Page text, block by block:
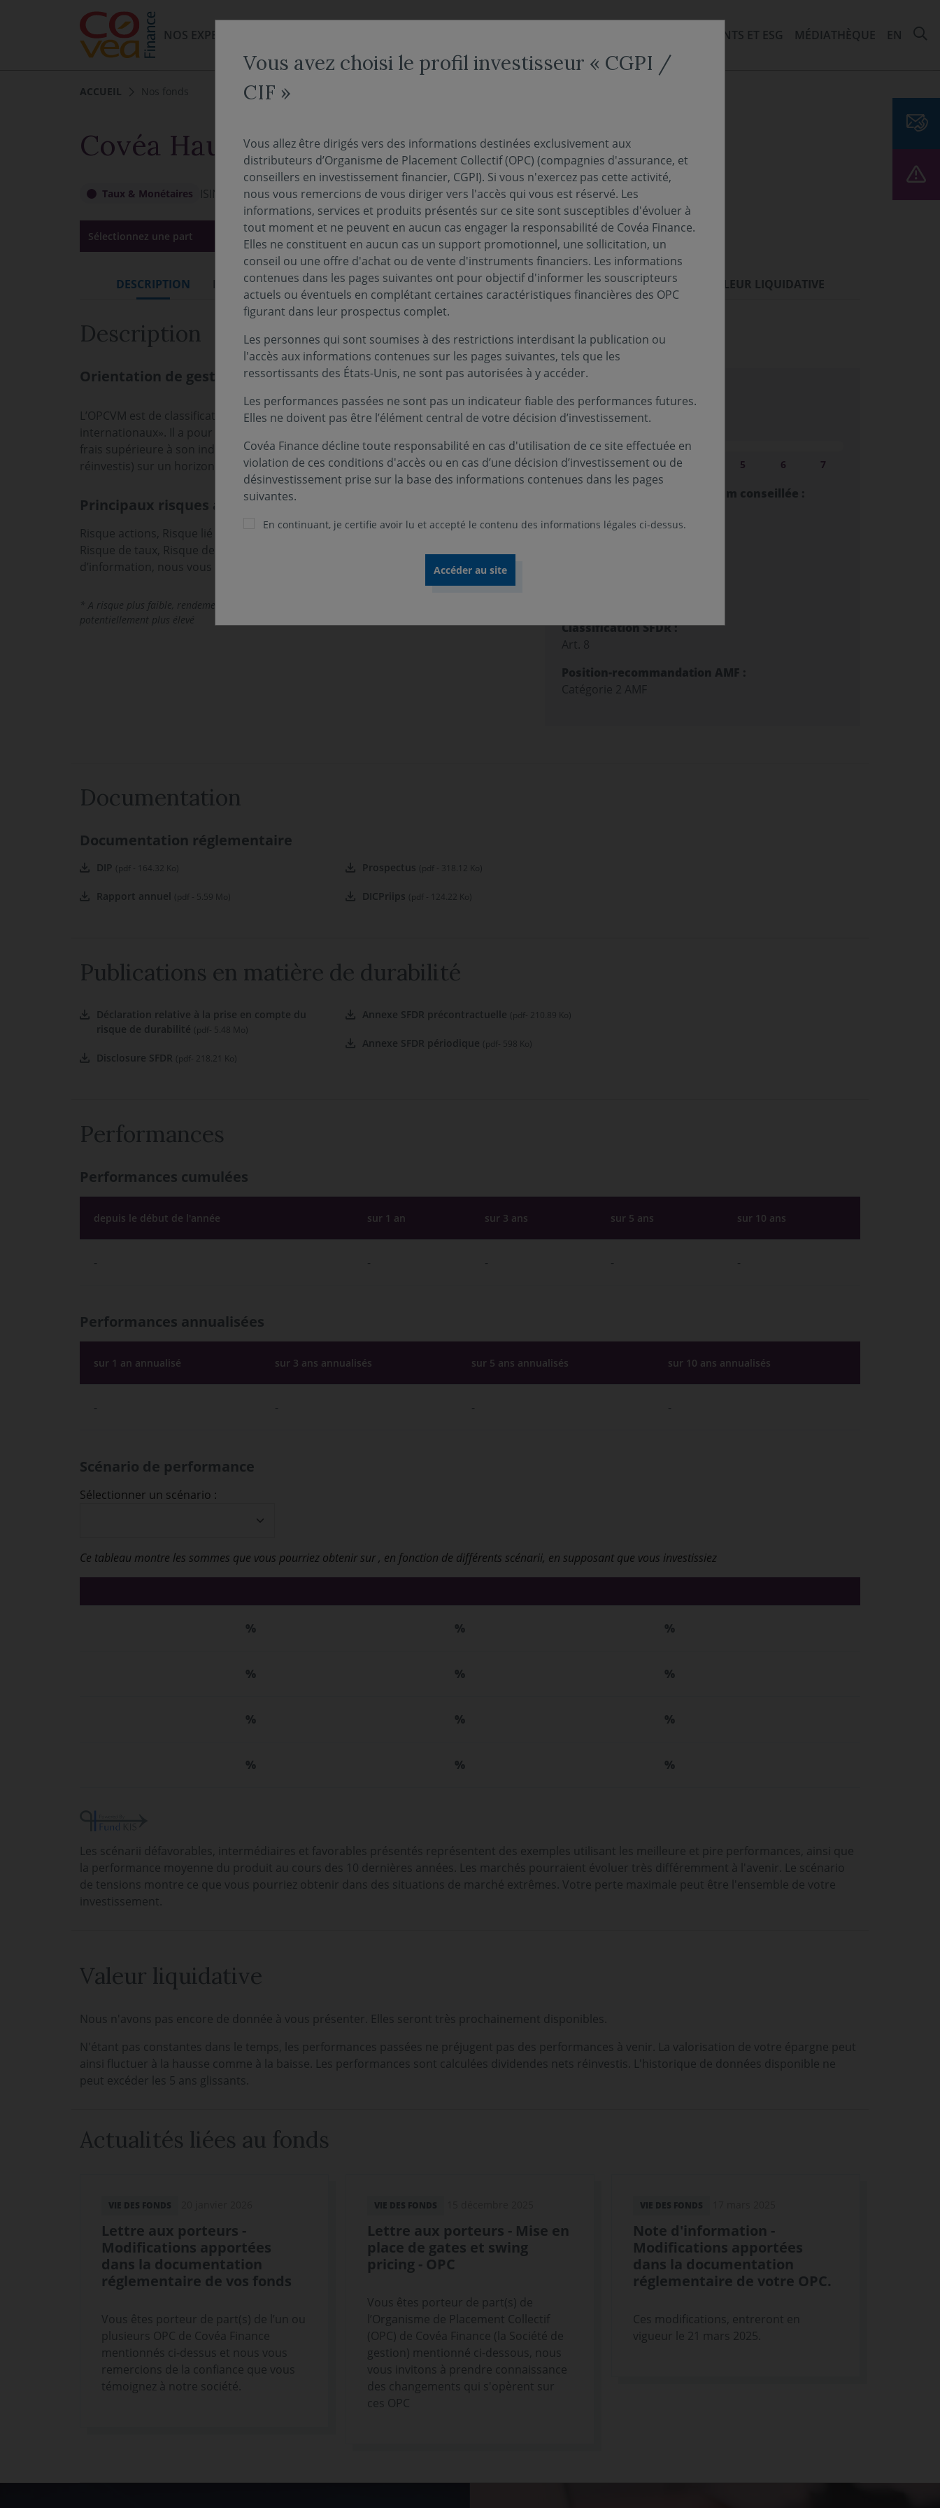
NOS EXPERTISES
ENGAGEMENTS ET ESG MÉDIATHÈQUE EN
ACCUEIL Nos fonds
Covéa Haut Rendement A(C)
Taux & Monétaires ISIN : FR0011134519
Sélectionnez une part
DESCRIPTION DOCUMENTATION PUBLICATIONS EN MATIÈRE DE DURABILITÉ PERFORMANCES VALEUR LIQUIDATIVE
Description
Infos clés
Profil de risque (SRI) :
Niveau
1 Niveau
2 Niveau
3 Niveau Niveau
5 Niveau
6 Niveau
7
Durée de placement minimum conseillée :
Classification SFDR :
Art. 8
Position-recommandation AMF :
Catégorie 2 AMF
Orientation de gestion
L’OPCVM est de classification «Obligations et autres titres de créance
internationaux». Il a pour objectif de chercher à réaliser une performance nette de
frais supérieure à son indice de référence Markit Iboxx Euro High yield (coupons nets
réinvestis) sur un horizon de placement recommandé de 5 ans minimum.
Principaux risques associés au fonds
Risque actions, Risque lié à la gestion discrétionnaire, Risque de perte en capital,
Risque de taux, Risque de change. Les risques cités ne sont pas limitatifs. Pour plus
d’information, nous vous invitons à vous référer au DIC et au prospectus du fonds.
* A risque plus faible, rendement potentiellement plus faible. A risque plus élevé, rendement
potentiellement plus élevé
Documentation
Documentation réglementaire
DIP (pdf - 164.32 Ko)
Rapport annuel (pdf - 5.59 Mo)
Prospectus (pdf - 318.12 Ko)
DICPriips (pdf - 124.22 Ko)
Publications en matière de durabilité
Déclaration relative à la prise en compte du
risque de durabilité (pdf- 5.48 Mo)
Disclosure SFDR (pdf- 218.21 Ko)
Annexe SFDR précontractuelle (pdf- 210.89 Ko)
Annexe SFDR périodique (pdf- 598 Ko)
Performances
Performances cumulées
depuis le début de l'année sur 1 an sur 3 ans sur 5 ans sur 10 ans
- - - - -
Performances annualisées
sur 1 an annualisé sur 3 ans annualisés sur 5 ans annualisés sur 10 ans annualisés
- - - -
Scénario de performance
Sélectionner un scénario :
Ce tableau montre les sommes que vous pourriez obtenir sur, en fonction de différents scénarii, en supposant que vous investissiez
% % %
% % %
% % %
% % %
Les scénarii défavorables, intermédiaires et favorables présentés représentent des exemples utilisant les meilleure et pire performances, ainsi que
la performance moyenne du produit au cours des 10 dernières années. Les marchés pourraient évoluer très différemment à l'avenir. Le scénario
de tensions montre ce que vous pourriez obtenir dans des situations de marché extrêmes. Votre perte maximale peut être l'ensemble de votre
investissement.
Valeur liquidative
Nous n'avons pas encore de donnée à vous présenter. Elles seront très prochainement disponibles.
N'étant pas constantes dans le temps, les performances passées ne préjugent pas des performances à venir. La valorisation de votre épargne peut
ainsi fluctuer à la hausse comme à la baisse. Les performances sont calculées dividendes nets réinvestis. L'historique de données disponible ne
peut excéder les 5 ans glissants.
Actualités liées au fonds
VIE DES FONDS
Lettre aux porteurs -
Modifications apportées
dans la documentation
réglementaire de vos fonds
Vous êtes porteur de part(s) de l’un ou
plusieurs OPC de Covéa Finance
mentionnés ci-dessus et nous vous
remercions de la confiance que vous
témoignez à notre société.
VIE DES FONDS
Lettre aux porteurs - Mise en
place de gates et swing
pricing - OPC
Vous êtes porteur de part(s) de
l’Organisme de Placement Collectif
(OPC) de Covéa Finance (la Société de
gestion) mentionné ci-dessous, nous
vous invitons à prendre connaissance
des changements qui s'opèrent sur
ces OPC
VIE DES FONDS
Note d'information -
Modifications apportées
dans la documentation
réglementaire de votre OPC.
Ces modifications, entreront en
vigueur le 21 mars 2025.
Vous avez choisi le profil investisseur « CGPI /
CIF »
Vous allez être dirigés vers des informations destinées exclusivement aux
distributeurs d’Organisme de Placement Collectif (OPC) (compagnies d'assurance, et
conseillers en investissement financier, CGPI). Si vous n'exercez pas cette activité,
nous vous remercions de vous diriger vers l'accès qui vous est réservé. Les
informations, services et produits présentés sur ce site sont susceptibles d'évoluer à
tout moment et ne peuvent en aucun cas engager la responsabilité de Covéa Finance.
Elles ne constituent en aucun cas un support promotionnel, une sollicitation, un
conseil ou une offre d'achat ou de vente d'instruments financiers. Les informations
contenues dans les pages suivantes ont pour objectif d'informer les souscripteurs
actuels ou éventuels en complétant certaines caractéristiques financières des OPC
figurant dans leur prospectus complet.
Les personnes qui sont soumises à des restrictions interdisant la publication ou
l'accès aux informations contenues sur les pages suivantes, tels que les
ressortissants des États-Unis, ne sont pas autorisées à y accéder.
Les performances passées ne sont pas un indicateur fiable des performances futures.
Elles ne doivent pas être l’élément central de votre décision d’investissement.
Covéa Finance décline toute responsabilité en cas d'utilisation de ce site effectuée en
violation de ces conditions d'accès ou en cas d’une décision d’investissement ou de
désinvestissement prise sur la base des informations contenues dans les pages
suivantes.
En continuant, je certifie avoir lu et accepté le contenu des informations légales ci-dessus.